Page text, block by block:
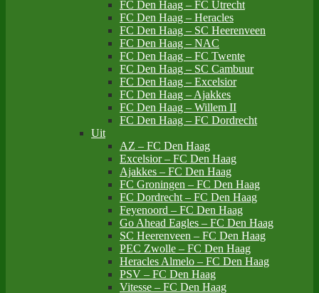
FC Den Haag – FC Utrecht
FC Den Haag – Heracles
FC Den Haag – SC Heerenveen
FC Den Haag – NAC
FC Den Haag – FC Twente
FC Den Haag – SC Cambuur
FC Den Haag – Excelsior
FC Den Haag – Ajakkes
FC Den Haag – Willem II
FC Den Haag – FC Dordrecht
Uit
AZ – FC Den Haag
Excelsior – FC Den Haag
Ajakkes – FC Den Haag
FC Groningen – FC Den Haag
FC Dordrecht – FC Den Haag
Feyenoord – FC Den Haag
Go Ahead Eagles – FC Den Haag
SC Heerenveen – FC Den Haag
PEC Zwolle – FC Den Haag
Heracles Almelo – FC Den Haag
PSV – FC Den Haag
Vitesse – FC Den Haag